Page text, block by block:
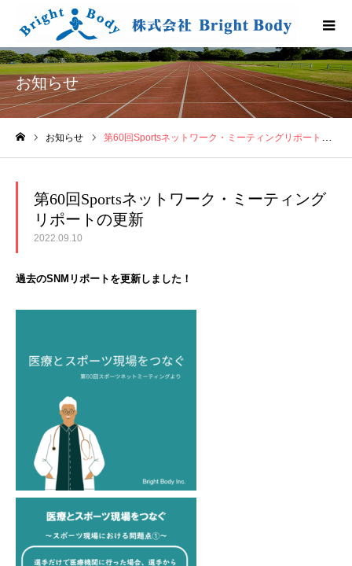
お知らせ
お知らせ 第60回Sportsネットワーク・ミーティングリポートの更新
第60回Sportsネットワーク・ミーティング
リポートの更新
2022.09.10
過去のSNMリポートを更新しました！